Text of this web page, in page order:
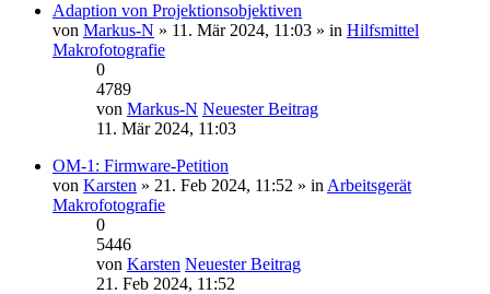
Adaption von Projektionsobjektiven
von Markus-N » 11. Mär 2024, 11:03 » in Hilfsmittel
Makrofotografie
0
4789
von Markus-N Neuester Beitrag
11. Mär 2024, 11:03
OM-1: Firmware-Petition
von Karsten » 21. Feb 2024, 11:52 » in Arbeitsgerät
Makrofotografie
0
5446
von Karsten Neuester Beitrag
21. Feb 2024, 11:52